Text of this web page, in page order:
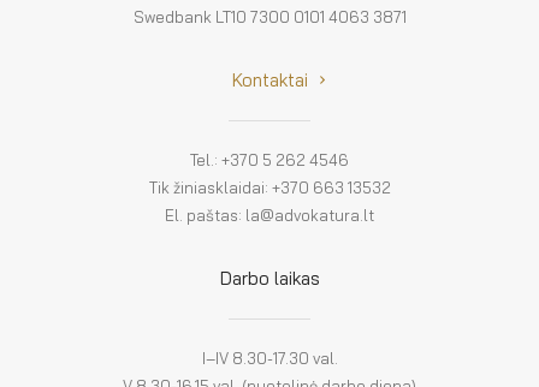
Swedbank LT10 7300 0101 4063 3871
Kontaktai
Tel.: +370 5 262 4546
Tik žiniasklaidai: +370 663 13532
El. paštas: la@advokatura.lt
Darbo laikas
I–IV 8.30-17.30 val.